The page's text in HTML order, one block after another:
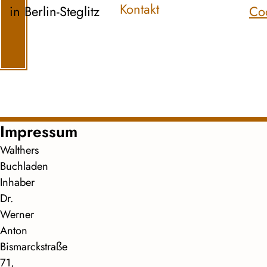
in Berlin-Steglitz
Kontakt
Impressum
Walthers
Buchladen
Inhaber
Dr.
Werner
Anton
Bismarckstraße
71,